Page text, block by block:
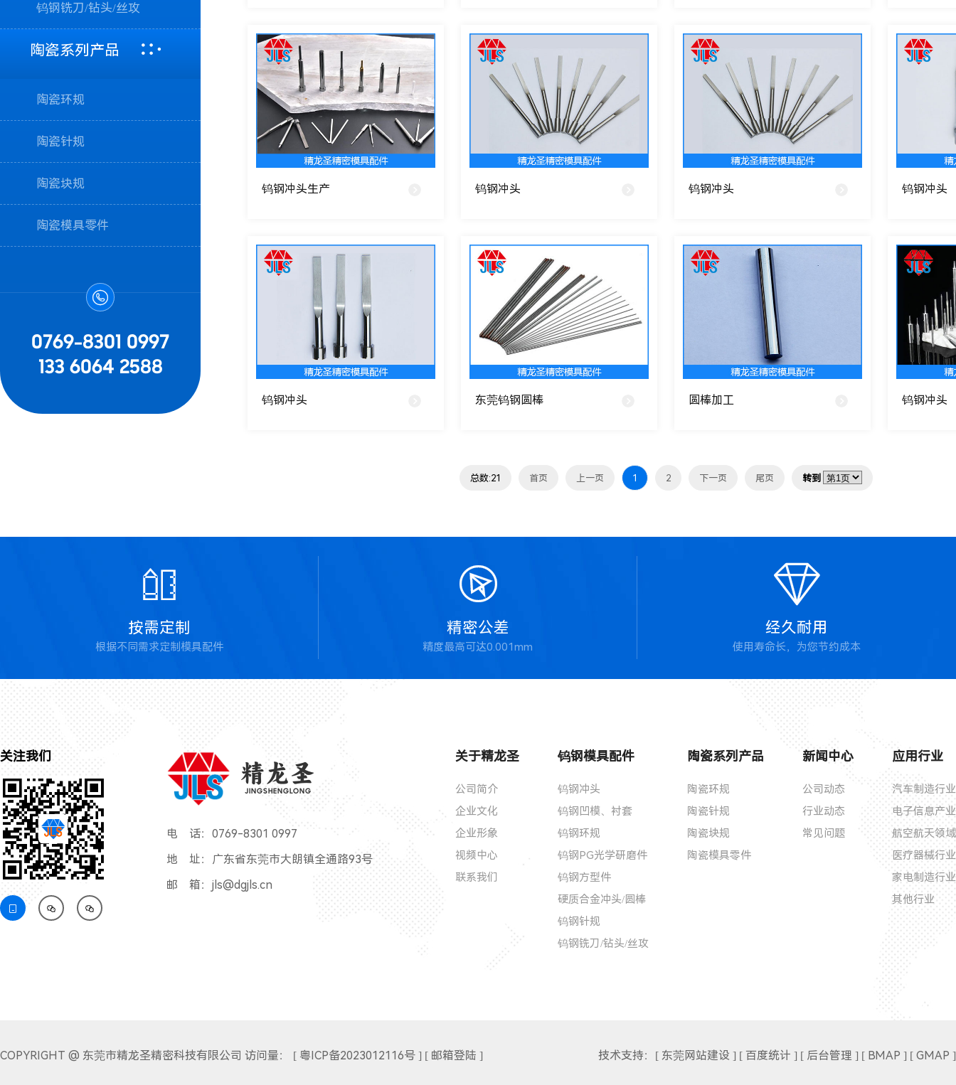
钨钢铣刀/钻头/丝攻
陶瓷系列产品
陶瓷环规
陶瓷针规
陶瓷块规
陶瓷模具零件

0769-8301 0997
133 6064 2588
钨钢冲头生产 钨钢冲头 钨钢冲头 钨钢冲头
钨钢冲头 东莞钨钢圆棒 圆棒加工 钨钢冲头
总数:21 首页 上一页 1 2 下一页 尾页 转到

按需定制
根据不同需求定制模具配件

精密公差
精度最高可达0.001mm

经久耐用
使用寿命长，为您节约成本
关注我们
  
精龙圣
JINGSHENGLONG
电 话：0769-8301 0997
地 址：广东省东莞市大朗镇全通路93号
邮 箱：jls@dgjls.cn
关于精龙圣
公司简介
企业文化
企业形象
视频中心
联系我们
钨钢模具配件
钨钢冲头
钨钢凹模、衬套
钨钢环规
钨钢PG光学研磨件
钨钢方型件
硬质合金冲头/圆棒
钨钢针规
钨钢铣刀/钻头/丝攻
陶瓷系列产品
陶瓷环规
陶瓷针规
陶瓷块规
陶瓷模具零件
新闻中心
公司动态
行业动态
常见问题
应用行业
汽车制造行业
电子信息产业
航空航天领域
医疗器械行业
家电制造行业
其他行业
COPYRIGHT @ 东莞市精龙圣精密科技有限公司 访问量： [ 粤ICP备2023012116号 ] [ 邮箱登陆 ] 技术支持： [ 东莞网站建设 ] [ 百度统计 ] [ 后台管理 ] [ BMAP ] [ GMAP ]